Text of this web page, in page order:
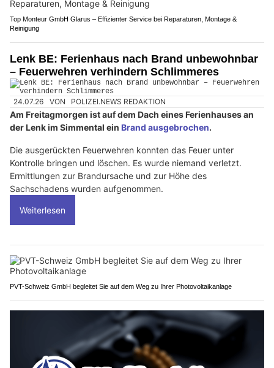
Top Monteur GmbH Glarus – Effizienter Service bei Reparaturen, Montage &
Reinigung
Lenk BE: Ferienhaus nach Brand unbewohnbar
– Feuerwehren verhindern Schlimmeres
24.07.26 VON POLIZEI.NEWS REDAKTION
Am Freitagmorgen ist auf dem Dach eines Ferienhauses an
der Lenk im Simmental ein Brand ausgebrochen.
Die ausgerückten Feuerwehren konnten das Feuer unter
Kontrolle bringen und löschen. Es wurde niemand verletzt.
Ermittlungen zur Brandursache und zur Höhe des
Sachschadens wurden aufgenommen.
Weiterlesen
PVT-Schweiz GmbH begleitet Sie auf dem Weg zu Ihrer Photovoltaikanlage